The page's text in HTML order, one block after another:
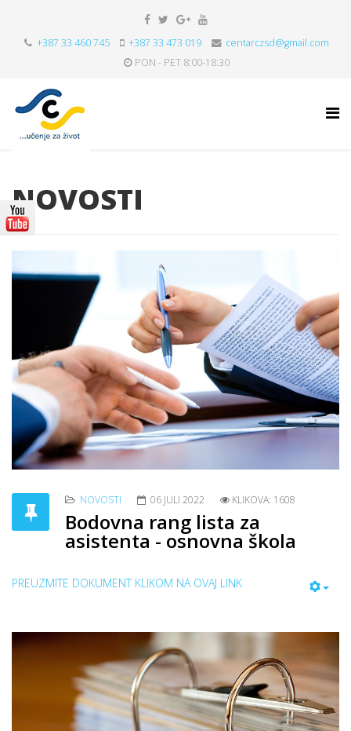
+387 33 460 745 +387 33 473 019
centarczsd@gmail.com
PON - PET 8:00-18:30
NOVOSTI
NOVOSTI 06 JULI 2022 KLIKOVA: 1608
Bodovna rang lista za
asistenta - osnovna škola
PREUZMITE DOKUMENT KLIKOM NA OVAJ LINK